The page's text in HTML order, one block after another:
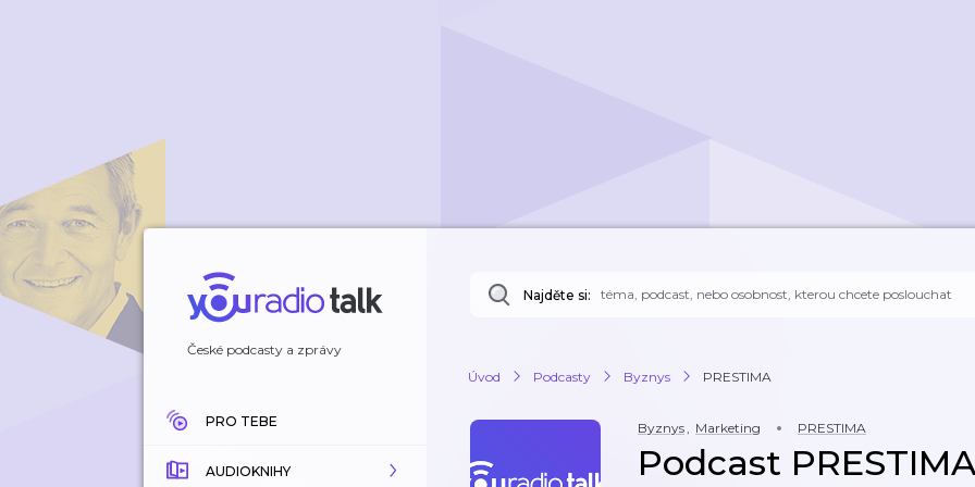
České podcasty a zprávy
PRO TEBE
AUDIOKNIHY
Najděte si:
Úvod Podcasty Byznys PRESTIMA
Byznys, Marketing PRESTIMA
Podcast PRESTIMA